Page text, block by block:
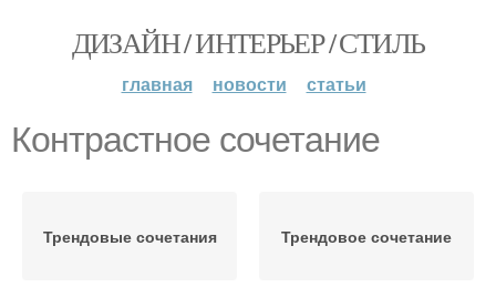
ДИЗАЙН / ИНТЕРЬЕР / СТИЛЬ
главная новости статьи
Контрастное сочетание
Трендовые сочетания Трендовое сочетание